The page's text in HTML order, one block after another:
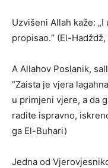
Uzvišeni Allah kaže:
propisao.“ (El-Hadždž,
A Allahov Poslanik,
“Zaista je vjera
u primjeni vjere, a da
radite ispravno,
ga El-Buhari)
Jedna od